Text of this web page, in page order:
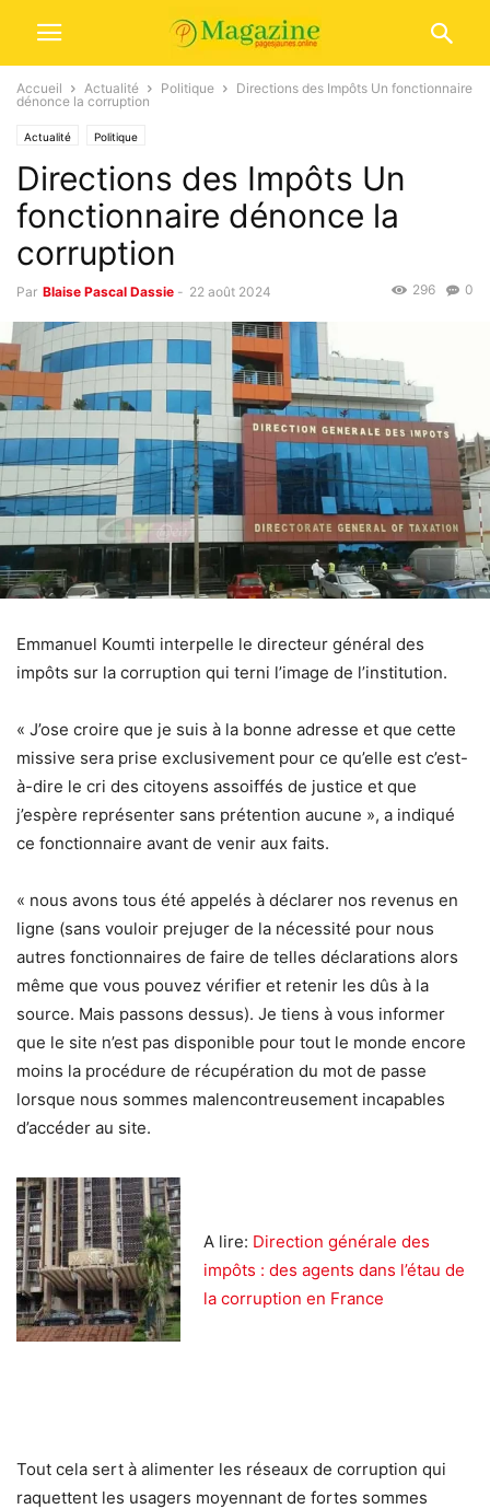
Accueil Actualité Politique
Directions des Impôts Un fonctionnaire
dénonce la corruption
Actualité Politique
Directions des Impôts Un
fonctionnaire dénonce la
corruption
Par Blaise Pascal Dassie - 22 août 2024 0
296
Emmanuel Koumti interpelle le directeur général des
impôts sur la corruption qui terni l’image de l’institution.
« J’ose croire que je suis à la bonne adresse et que cette
missive sera prise exclusivement pour ce qu’elle est c’est-
à-dire le cri des citoyens assoiffés de justice et que
j’espère représenter sans prétention aucune », a indiqué
ce fonctionnaire avant de venir aux faits.
« nous avons tous été appelés à déclarer nos revenus en
ligne (sans vouloir prejuger de la nécessité pour nous
autres fonctionnaires de faire de telles déclarations alors
même que vous pouvez vérifier et retenir les dûs à la
source. Mais passons dessus). Je tiens à vous informer
que le site n’est pas disponible pour tout le monde encore
moins la procédure de récupération du mot de passe
lorsque nous sommes malencontreusement incapables
d’accéder au site.
A lire: Direction générale des
impôts : des agents dans l’étau de
la corruption en France
Tout cela sert à alimenter les réseaux de corruption qui
raquettent les usagers moyennant de fortes sommes